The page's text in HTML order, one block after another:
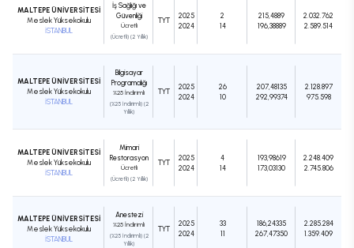
MALTEPE ÜNİVERSİTESİ
Meslek Yüksekokulu
İSTANBUL
İş Sağlığı ve
Güvenliği
Ücretli
(Ücretli) (2 Yıllık)
TYT
2025
2024
2
14
215,4889
196,38889
2.032.762
2.589.514
MALTEPE ÜNİVERSİTESİ
Meslek Yüksekokulu
İSTANBUL
Bilgisayar
Programcılığı
%25 İndirimli
(%25 İndirimli) (2
Yıllık)
TYT
2025
2024
26
10
207,48135
292,99374
2.128.897
975.598
MALTEPE ÜNİVERSİTESİ
Meslek Yüksekokulu
İSTANBUL
Mimari
Restorasyon
Ücretli
(Ücretli) (2 Yıllık)
TYT
2025
2024
4
14
193,98619
173,03130
2.248.409
2.745.806
MALTEPE ÜNİVERSİTESİ
Meslek Yüksekokulu
İSTANBUL
Anestezi
%25 İndirimli
(%25 İndirimli) (2
Yıllık)
TYT
2025
2024
33
11
186,24335
267,47350
2.285.284
1.359.409